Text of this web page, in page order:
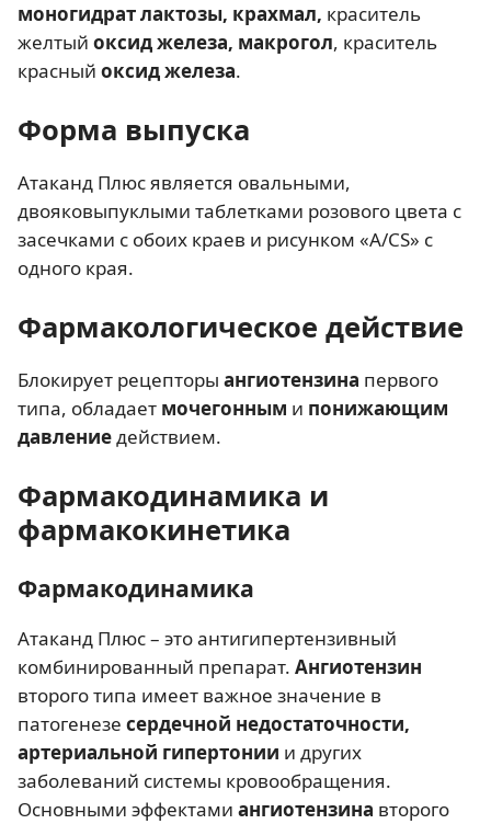
моногидрат лактозы, крахмал, краситель
желтый оксид железа, макрогол, краситель
красный оксид железа.
Форма выпуска
Атаканд Плюс является овальными,
двояковыпуклыми таблетками розового цвета с
засечками с обоих краев и рисунком «A/CS» с
одного края.
Фармакологическое действие
Блокирует рецепторы ангиотензина первого
типа, обладает мочегонным и понижающим
давлениедействием.
Фармакодинамика и
фармакокинетика
Фармакодинамика
Атаканд Плюс – это антигипертензивный
комбинированный препарат. Ангиотензин
второго типа имеет важное значение в
патогенезе сердечной недостаточности,
артериальной гипертонии и других
заболеваний системы кровообращения.
Основными эффектами ангиотензина второго